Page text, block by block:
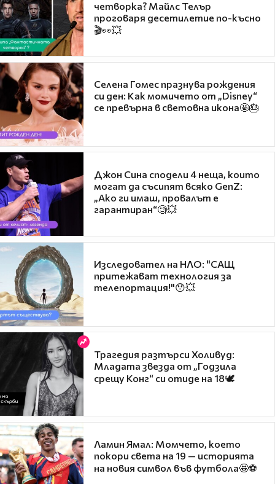
четворка? Майлс Телър
проговаря десетилетие по-късно
🎬👀💥
Селена Гомес празнува рождения
си ден: Как момичето от „Disney“
се превърна в световна икона🤩🎂
Джон Сина сподели 4 неща, които
могат да съсипят всяко GenZ:
„Ако ги имаш, провалът е
гарантиран“🧐💥
Изследовател на НЛО: "САЩ
притежават технология за
телепортация!"😯💥
Трагедия разтърси Холивуд:
Младата звезда от „Годзила
срещу Конг“ си отиде на 18🕊️
Ламин Ямал: Момчето, което
покори света на 19 — историята
на новия символ във футбола🤩⚽